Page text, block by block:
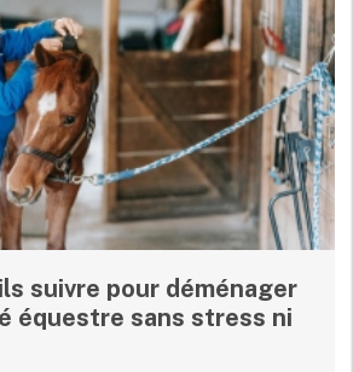
suivre pour déménager
équestre sans stress ni